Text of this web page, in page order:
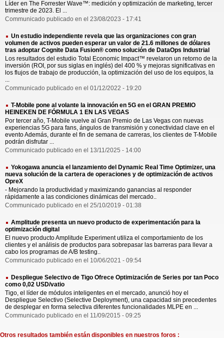
Líder en The Forrester Wave™: medición y optimización de marketing, tercer
trimestre de 2023. El ...
Communicado publicado en el 23/08/2023 - 17:41
Un estudio independiente revela que las organizaciones con gran
volumen de activos pueden esperar un valor de 21.6 millones de dólares
tras adoptar Cognite Data Fusion® como solución de DataOps Industrial
Los resultados del estudio Total Economic Impact™ revelaron un retorno de la
inversión (ROI, por sus siglas en inglés) del 400 % y mejoras significativas en
los flujos de trabajo de producción, la optimización del uso de los equipos, la
...
Communicado publicado en el 01/12/2022 - 19:20
T-Mobile pone al volante la innovación en 5G en el GRAN PREMIO
HEINEKEN DE FÓRMULA 1 EN LAS VEGAS
Por tercer año, T-Mobile vuelve al Gran Premio de Las Vegas con nuevas
experiencias 5G para fans, ángulos de transmisión y conectividad clave en el
evento Además, durante el fin de semana de carreras, los clientes de T-Mobile
podrán disfrutar ...
Communicado publicado en el 13/11/2025 - 14:00
Yokogawa anuncia el lanzamiento del Dynamic Real Time Optimizer, una
nueva solución de la cartera de operaciones y de optimización de activos
OpreX
- Mejorando la productividad y maximizando ganancias al responder
rápidamente a las condiciones dinámicas del mercado..
Communicado publicado en el 25/10/2019 - 01:38
Amplitude presenta un nuevo producto de experimentación para la
optimización digital
El nuevo producto Amplitude Experiment utiliza el comportamiento de los
clientes y el análisis de productos para sobrepasar las barreras para llevar a
cabo los programas de A/B testing..
Communicado publicado en el 10/06/2021 - 09:54
Despliegue Selectivo de Tigo Ofrece Optimización de Series por tan Poco
como 0,02 USD/vatio
Tigo, el líder de módulos inteligentes en el mercado, anunció hoy el
Despliegue Selectivo (Selective Deployment), una capacidad sin precedentes
de desplegar en forma selectiva diferentes funcionalidades MLPE en ...
Communicado publicado en el 11/09/2015 - 09:25
Otros resultados también están disponibles en nuestros foros :